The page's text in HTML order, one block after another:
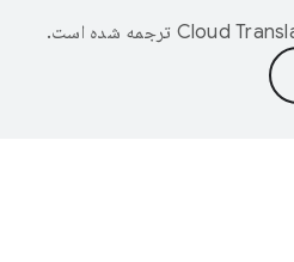
ترجمه شده است.